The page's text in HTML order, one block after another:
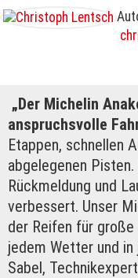
„Der Michelin
anspruchsvolle
Etappen, schnellen
abgelegenen
Rückmeldung und
verbessert. Unser
der Reifen für
jedem Wetter und in
Sabel,